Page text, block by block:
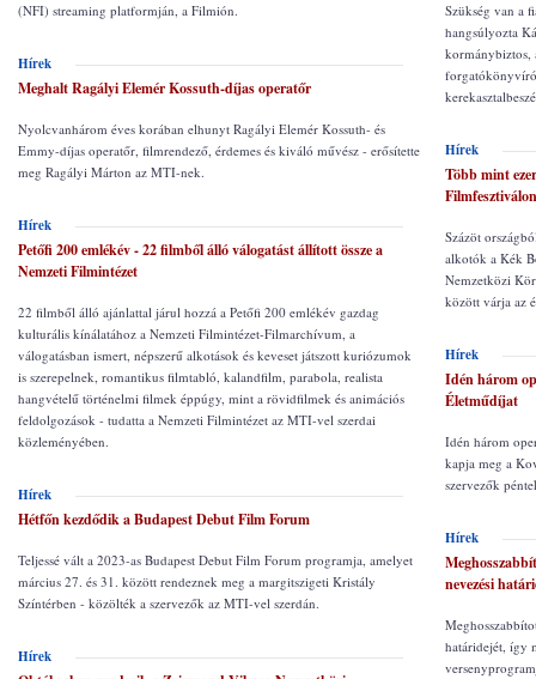
(NFI) streaming platformján, a Filmión.
Hírek
Meghalt Ragályi Elemér Kossuth-díjas operatőr
Nyolcvanhárom éves korában elhunyt Ragályi Elemér Kossuth- és
Emmy-díjas operatőr, filmrendező, érdemes és kiváló művész - erősítette
meg Ragályi Márton az MTI-nek.
Hírek
Petőfi 200 emlékév - 22 filmből álló válogatást állított össze a
Nemzeti Filmintézet
22 filmből álló ajánlattal járul hozzá a Petőfi 200 emlékév gazdag
kulturális kínálatához a Nemzeti Filmintézet-Filmarchívum, a
válogatásban ismert, népszerű alkotások és keveset játszott kuriózumok
is szerepelnek, romantikus filmtabló, kalandfilm, parabola, realista
hangvételű történelmi filmek éppúgy, mint a rövidfilmek és animációs
feldolgozások - tudatta a Nemzeti Filmintézet az MTI-vel szerdai
közleményében.
Hírek
Hétfőn kezdődik a Budapest Debut Film Forum
Teljessé vált a 2023-as Budapest Debut Film Forum programja, amelyet
március 27. és 31. között rendeznek meg a margitszigeti Kristály
Színtérben - közölték a szervezők az MTI-vel szerdán.
Hírek
Szükség van a
hangsúlyozta
kormánybiztos,
Hírek
Több mint
Filmfesztiválon
Százöt
alkotók a Kék
Nemzetközi
között várja az
Hírek
Idén három
Életműdíjat
Idén három
kapja meg a
szervezők
Hírek
nevezési
határidejét, így